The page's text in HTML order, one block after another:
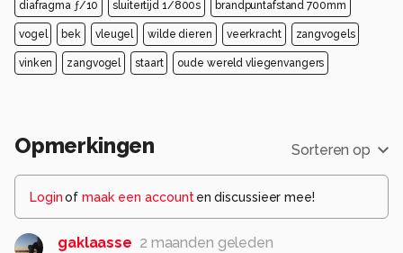
diafragma ƒ/10 sluitertijd 1/800s brandpuntafstand 700mm
vogel bek vleugel wilde dieren veerkracht zangvogels
vinken zangvogel staart oude wereld vliegenvangers
Opmerkingen Sorteren op
Loginof maak een account en discussieer mee!
gaklaasse 2 maanden geleden